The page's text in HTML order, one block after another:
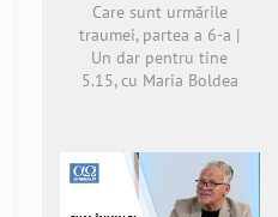
Care sunt urmările
traumei, partea a 6-a |
Un dar pentru tine
5.15, cu Maria Boldea